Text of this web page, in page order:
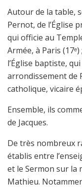
Autour de la table,
Pernot, de l’Église
qui officie au
Armée, à Paris
l’Église baptiste,
arrondissement de
catholique, vicaire
Ensemble, ils
de Jacques.
De très nombreux
établis entre
et le Sermon sur la
Mathieu.